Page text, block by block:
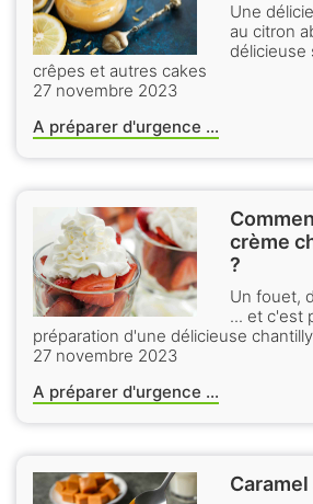
Une
au citron
délicieuse
crêpes et autres cakes
27 novembre 2023
A préparer d'urgence ...
crème
?
Un fouet,
... et c'est
préparation d'une délicieuse
27 novembre 2023
A préparer d'urgence ...